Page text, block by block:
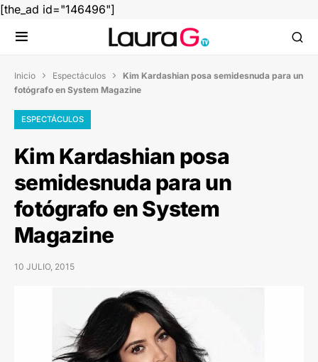
[the_ad id="146496"]
Inicio  Espectáculos  Kim Kardashian posa semidesnuda para un
fotógrafo en System Magazine
ESPECTÁCULOS
Kim Kardashian posa
semidesnuda para un
fotógrafo en System
Magazine
10 JULIO, 2015